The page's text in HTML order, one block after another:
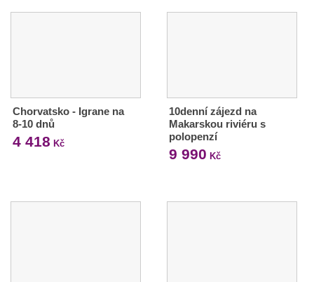
Chorvatsko - Igrane na
8-10 dnů
4 418 Kč
10denní zájezd na
Makarskou riviéru s
polopenzí
9 990 Kč